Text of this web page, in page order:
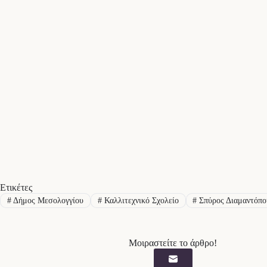
Ετικέτες
#Δήμος Μεσολογγίου #Καλλιτεχνικό Σχολείο # Σπύρος
Μοιραστείτε το άρθρο!